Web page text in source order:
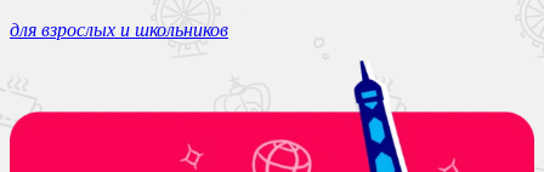
для взрослых и школьников